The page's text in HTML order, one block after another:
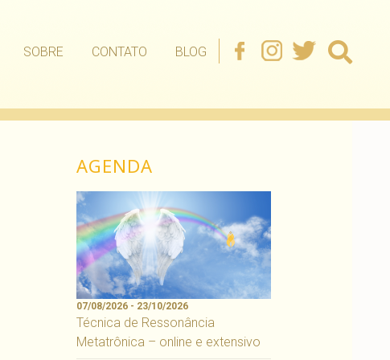
SOBRE CONTATO BLOG
AGENDA
07/08/2026 - 23/10/2026
Técnica de Ressonância
Metatrônica – online e extensivo